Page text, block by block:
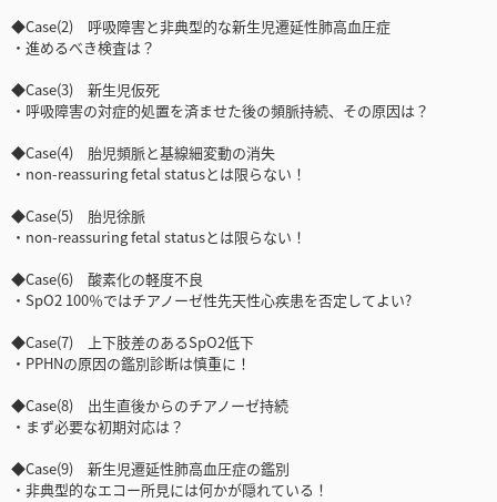
◆Case(2) 呼吸障害と非典型的な新生児遷延性肺高血圧症
・進めるべき検査は？
◆Case(3) 新生児仮死
・呼吸障害の対症的処置を済ませた後の頻脈持続、その原因は？
◆Case(4) 胎児頻脈と基線細変動の消失
・non-reassuring fetal statusとは限らない！
◆Case(5) 胎児徐脈
・non-reassuring fetal statusとは限らない！
◆Case(6) 酸素化の軽度不良
・SpO2 100％ではチアノーゼ性先天性心疾患を否定してよい?
◆Case(7) 上下肢差のあるSpO2低下
・PPHNの原因の鑑別診断は慎重に！
◆Case(8) 出生直後からのチアノーゼ持続
・まず必要な初期対応は？
◆Case(9) 新生児遷延性肺高血圧症の鑑別
・非典型的なエコー所見には何かが隠れている！